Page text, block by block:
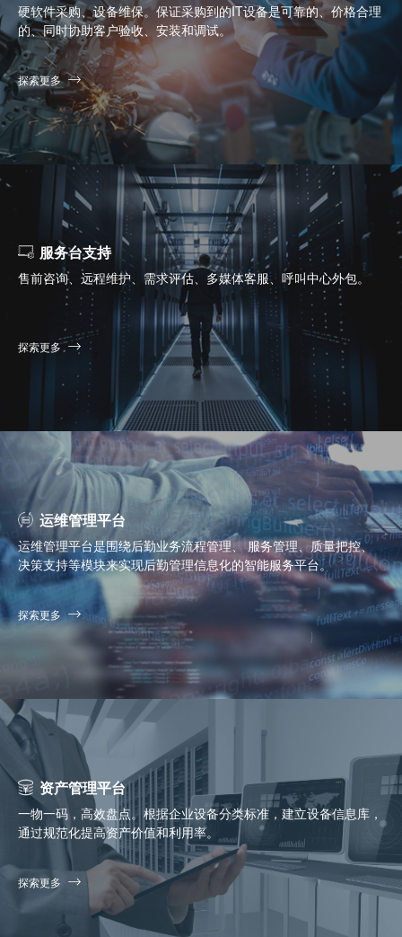
硬软件采购、设备维保。保证采购到的IT设备是可靠的、价格合理
的、同时协助客户验收、安装和调试。
探索更多
服务台支持
售前咨询、远程维护、需求评估、多媒体客服、呼叫中心外包。
探索更多
运维管理平台
运维管理平台是围绕后勤业务流程管理、 服务管理、质量把控、
决策支持等模块来实现后勤管理信息化的智能服务平台。
探索更多
资产管理平台
一物一码，高效盘点。根据企业设备分类标准，建立设备信息库，
通过规范化提高资产价值和利用率。
探索更多